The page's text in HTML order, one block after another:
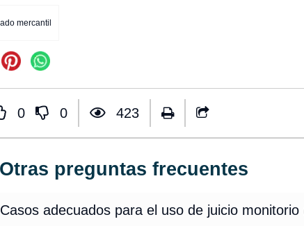
mercantil
0 0 423
preguntas frecuentes
Casos adecuados para el uso de juicio monitorio